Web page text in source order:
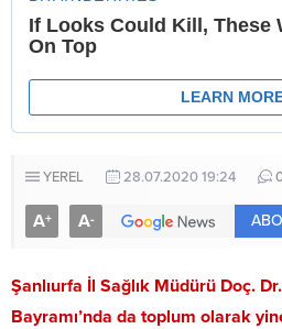
YEREL 28.07.2020 19:24
A+ A-
Şanlıurfa İl Sağlık Müdürü Doç.
Bayramı’nda da toplum olarak